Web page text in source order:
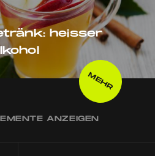
heisser
MEHR
ANZEIGEN